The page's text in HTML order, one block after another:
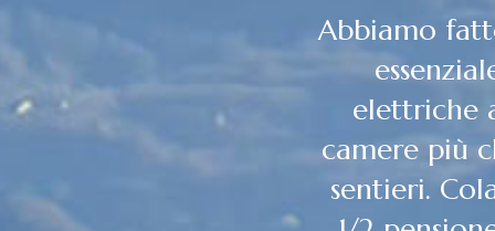
con prese
Cena squisita e
e affaticati dai
Siamo
monte
ottima